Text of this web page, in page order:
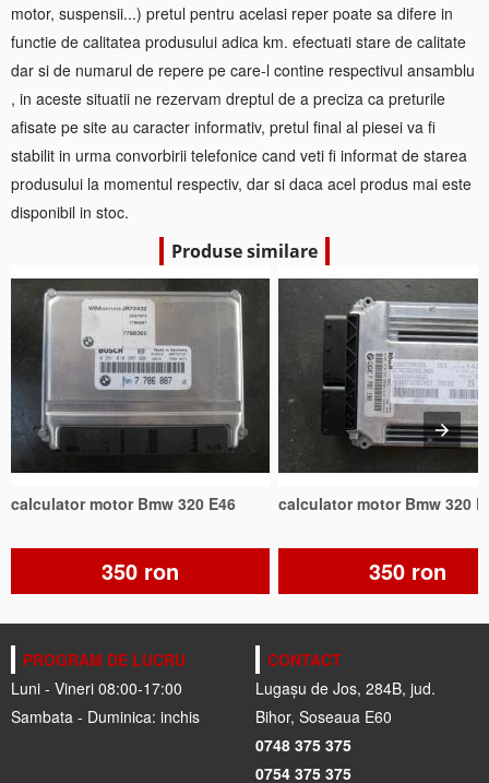
motor, suspensii...) pretul pentru acelasi reper poate sa difere in
functie de calitatea produsului adica km. efectuati stare de calitate
dar si de numarul de repere pe care-l contine respectivul ansamblu
, in aceste situatii ne rezervam dreptul de a preciza ca preturile
afisate pe site au caracter informativ, pretul final al piesei va fi
stabilit in urma convorbirii telefonice cand veti fi informat de starea
produsului la momentul respectiv, dar si daca acel produs mai este
disponibil in stoc.
Produse similare
calculator motor Bmw 320 E46
350 ron
calculator motor Bmw 320
350 ron
PROGRAM DE LUCRU
Luni - Vineri 08:00-17:00
Sambata - Duminica: inchis
CONTACT
Lugașu de Jos, 284B, jud.
Bihor, Soseaua E60
0748 375 375
0754 375 375